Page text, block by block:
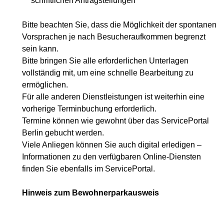
Bitte beachten Sie, dass die Möglichkeit der spontanen
Vorsprachen je nach Besucheraufkommen begrenzt
sein kann.
Bitte bringen Sie alle erforderlichen Unterlagen
vollständig mit, um eine schnelle Bearbeitung zu
ermöglichen.
Für alle anderen Dienstleistungen ist weiterhin eine
vorherige Terminbuchung erforderlich.
Termine können wie gewohnt über das ServicePortal
Berlin gebucht werden.
Viele Anliegen können Sie auch digital erledigen –
Informationen zu den verfügbaren Online-Diensten
finden Sie ebenfalls im ServicePortal.
Hinweis zum Bewohnerparkausweis